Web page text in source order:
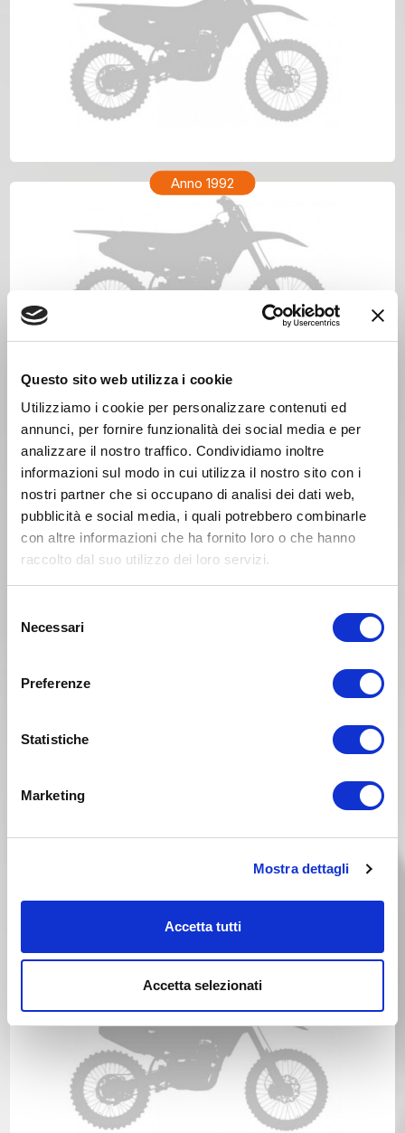
Questo sito web utilizza i cookie
Utilizziamo i cookie per personalizzare contenuti ed
annunci, per fornire funzionalità dei social media e per
analizzare il nostro traffico. Condividiamo inoltre
informazioni sul modo in cui utilizza il nostro sito con i
nostri partner che si occupano di analisi dei dati web,
pubblicità e social media, i quali potrebbero combinarle
con altre informazioni che ha fornito loro o che hanno
raccolto dal suo utilizzo dei loro servizi.
delNecessari
Preferenze
Statistiche
Marketing
Mostra dettagli
Accetta tutti
Accetta selezionati
Anno 1992
HONDA XR 200R Anno 1992
HONDA XR 200R Anno 1991
Anno 1990